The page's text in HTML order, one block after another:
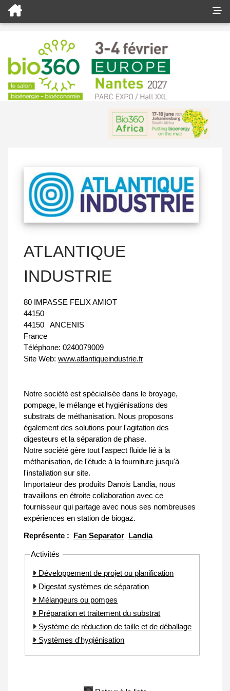
ATLANTIQUE
INDUSTRIE
80 IMPASSE FELIX AMIOT
44150
44150
ANCENIS
France
Téléphone: 0240079009
Site Web: www.atlantiqueindustrie.fr
Notre société est spécialisée dans le broyage,
pompage, le mélange et hygiénisations des
substrats de méthanisation. Nous proposons
également des solutions pour l'agitation des
digesteurs et la séparation de phase.
Notre société gère tout l'aspect fluide lié à la
méthanisation, de l'étude à la fourniture jusqu'à
l'installation sur site.
Importateur des produits Danois Landia, nous
travaillons en étroite collaboration avec ce
fournisseur qui partage avec nous ses nombreuses
expériences en station de biogaz.
Représente : Fan Separator Landia
Activités
Développement de projet ou planification
Digestat systèmes de séparation
Mélangeurs ou pompes
Préparation et traitement du substrat
Système de réduction de taille et de déballage
Systèmes d'hygiénisation